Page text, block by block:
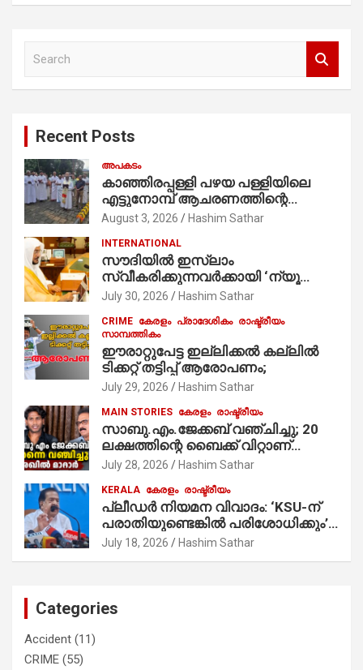
Recent Posts
അപകടം
കാഞ്ഞിരപ്പള്ളി പഴയ പള്ളിയിലെ
എട്ടുനോമ്പ് ആചരണത്തിന്റെ
ഭാഗമായുള്ള പന്തലിന്റെ കാൽനാട്ട്
കുര്യൻ താമരശ്ശേരി
നിർവഹിക്കുന്നു.
August 3, 2026 Hashim Sathar
INTERNATIONAL
സൗദിയില്‍ ഇസ്‌ലാം
സ്വീകരിക്കുന്നവര്‍ക്കായി ‘ന്യൂ
മുസ്ലിം’ ഡിജിറ്റല്‍ കാര്‍ഡ് സേവനം
July 30, 2026 Hashim Sathar
CRIME കേരളം പ്രാദേശികം രാഷ്ട്രീയം
സാമ്പത്തികം
ഈരാറ്റുപേട്ട ഇല്ലിക്കൽ കല്ലിൽ
ടിക്കറ്റ് തട്ടിപ്പ് ആരോപണം;
July 29, 2026 Hashim Sathar
MAIN STORIES കേരളം രാഷ്ട്രീയം
സാബു.എം.ജേക്കബ് വഞ്ചിച്ചു; 20
ലക്ഷത്തിന്റെ ബൈക്ക് വിറ്റാണ്
തൃക്കാക്കരയില്‍ മത്സരിച്ചത്!
മാത്രമാണ് ഉണ്ടായിരുന്നത്;
സാബുവിന്റേത് വ്യക്തിപരമായ
നേട്ടത്തിനുള്ള പാര്‍ട്ടി; ഇപ്പോള്‍
ഫോണ്‍ വിളിച്ചാല്‍ എടുക്കില്ല;
തിരഞ്ഞെടുപ്പിലെ ദുരനുഭവങ്ങള്‍
July 28, 2026 Hashim Sathar
KERALA കേരളം രാഷ്ട്രീയം
പ്ലീഡർ നിയമന വിവാദം: ‘KSU-ന്
പരാതിയുണ്ടെങ്കിൽ പരിശോധിക്കും’;
രമേശ് ചെന്നിത്തല
July 18, 2026 Hashim Sathar
Categories
Accident (11)
CRIME (55)